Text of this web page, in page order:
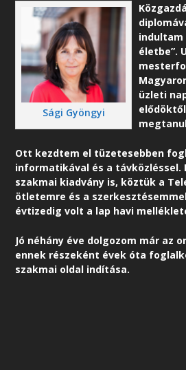
Sági Gyöngyi
indultam
életbe”.
üzleti
Ott kezdtem el tüzetesebben
informatikával és a távközléssel.
szakmai kiadvány is, köztük a
ötletemre és a
évtizedig volt a lap havi
Jó néhány éve dolgozom már az
ennek részeként évek óta
szakmai oldal indítása.